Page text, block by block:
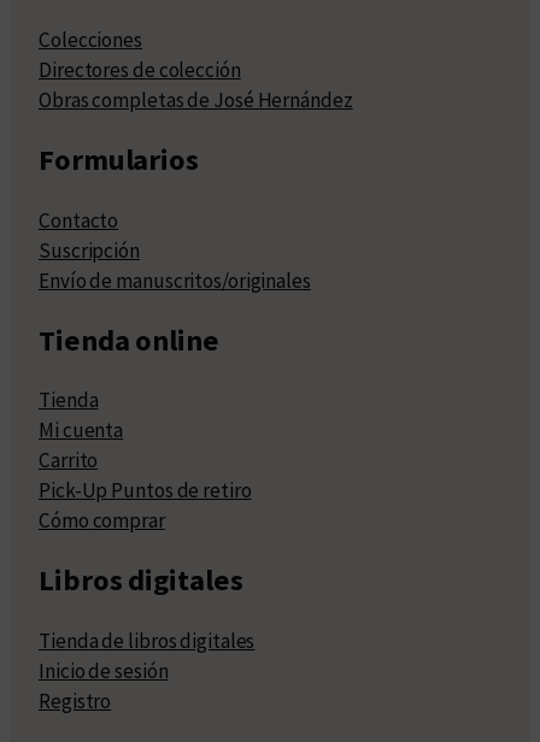
Colecciones
Directores de colección
Obras completas de José Hernández
Formularios
Contacto
Suscripción
Envío de manuscritos/originales
Tienda online
Tienda
Mi cuenta
Carrito
Pick-Up Puntos de retiro
Cómo comprar
Libros digitales
Tienda de libros digitales
Inicio de sesión
Registro